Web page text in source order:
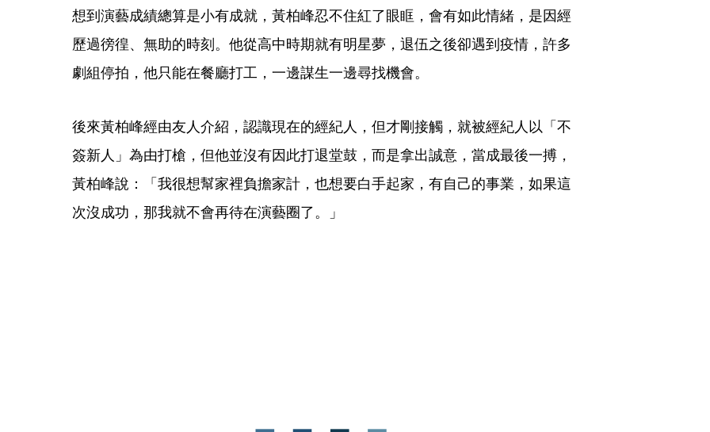
想到演藝成績總算是小有成就，黃柏峰忍不住紅了眼眶，會有如此情緒，是因經
歷過徬徨、無助的時刻。他從高中時期就有明星夢，退伍之後卻遇到疫情，許多
劇組停拍，他只能在餐廳打工，一邊謀生一邊尋找機會。
後來黃柏峰經由友人介紹，認識現在的經紀人，但才剛接觸，就被經紀人以「不
簽新人」為由打槍，但他並沒有因此打退堂鼓，而是拿出誠意，當成最後一搏，
黃柏峰說：「我很想幫家裡負擔家計，也想要白手起家，有自己的事業，如果這
次沒成功，那我就不會再待在演藝圈了。」